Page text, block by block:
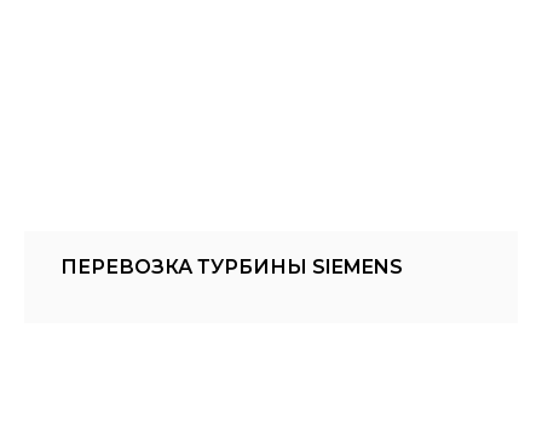
ПЕРЕВОЗКА ТУРБИНЫ SIEMENS